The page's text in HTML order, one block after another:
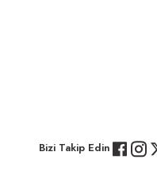
Bizi Takip Edin